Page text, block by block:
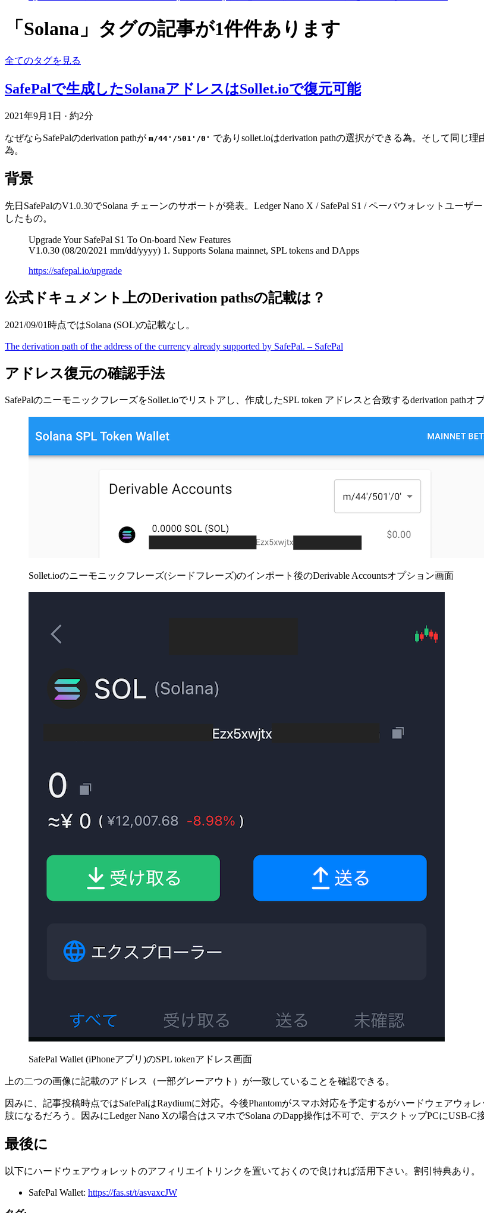
「Solana」タグの記事が1件件あります
全てのタグを見る
SafePalで生成したSolanaアドレスはSollet.ioで復元可能
2021年9月1日 · 約2分
なぜならSafePalのderivation pathが m/44'/501'/0' でありsollet.ioはderivation pathの選択ができる為。そして同じ
為。
背景
先日SafePalのV1.0.30でSolana チェーンのサポートが発表。Ledger Nano X / SafePal S1 / ペーパウォレットユー
したもの。
Upgrade Your SafePal S1 To On-board New Features
V1.0.30 (08/20/2021 mm/dd/yyyy) 1. Supports Solana mainnet, SPL tokens and DApps
https://safepal.io/upgrade
公式ドキュメント上のDerivation pathsの記載は？
2021/09/01時点ではSolana (SOL)の記載なし。
The derivation path of the address of the currency already supported by SafePal. – SafePal
アドレス復元の確認手法
SafePalのニーモニックフレーズをSollet.ioでリストアし、作成したSPL token アドレスと合致するderivation pathオ
Sollet.ioのニーモニックフレーズ(シードフレーズ)のインポート後のDerivable Accountsオプション画面
SafePal Wallet (iPhoneアプリ)のSPL tokenアドレス画面
上の二つの画像に記載のアドレス（一部グレーアウト）が一致していることを確認できる。
因みに、記事投稿時点ではSafePalはRaydiumに対応。今後Phantomがスマホ対応を予定するがハードウェアウォ
肢になるだろう。因みにLedger Nano Xの場合はスマホでSolana のDapp操作は不可で、デスクトップPCにUSB-C
最後に
以下にハードウェアウォレットのアフィリエイトリンクを置いておくので良ければ活用下さい。割引特典あり。
SafePal Wallet: https://fas.st/t/asvaxcJW